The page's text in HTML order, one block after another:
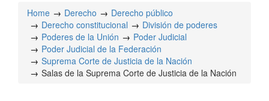
Home Derecho
Derecho público
Derecho constitucional
División de poderes
Poderes de la Unión
Poder Judicial
Poder Judicial de la Federación
Suprema Corte de Justicia de la Nación
Salas de la Suprema Corte de Justicia de la Nación